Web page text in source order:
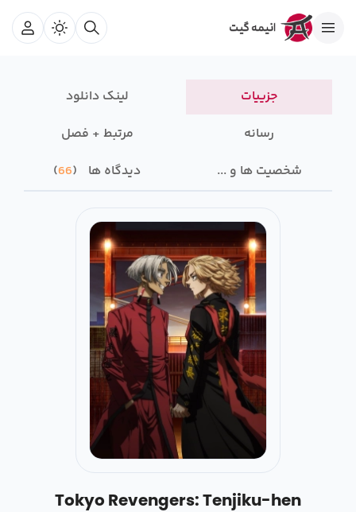
جزییات
لینک دانلود
رسانه‌
مرتبط + فصل
شخصیت ها و ...
دیدگاه ها 66
Tokyo Revengers: Tenjiku-hen